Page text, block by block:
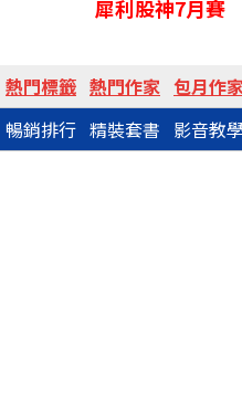
犀利股神7月賽
熱門標籤 熱門作家 包月作
暢銷排行 精裝套書 影音教